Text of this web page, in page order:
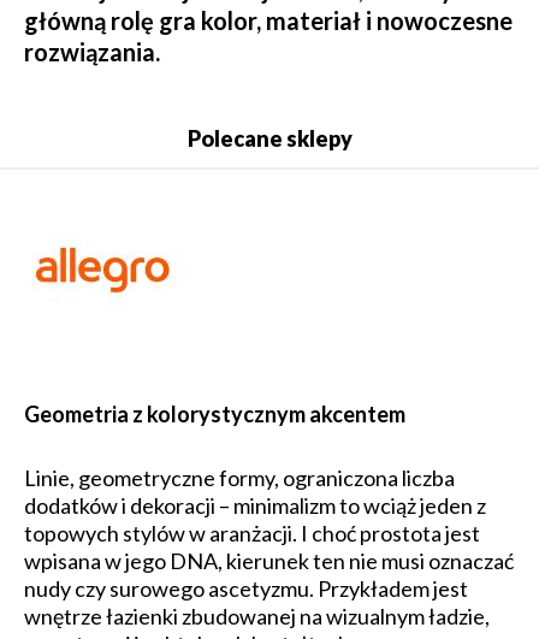
główną rolę gra kolor, materiał i nowoczesne
rozwiązania.
Polecane sklepy
Geometria z kolorystycznym akcentem
Linie, geometryczne formy, ograniczona liczba
dodatków i dekoracji – minimalizm to wciąż jeden z
topowych stylów w aranżacji. I choć prostota jest
wpisana w jego DNA, kierunek ten nie musi oznaczać
nudy czy surowego ascetyzmu. Przykładem jest
wnętrze łazienki zbudowanej na wizualnym ładzie,